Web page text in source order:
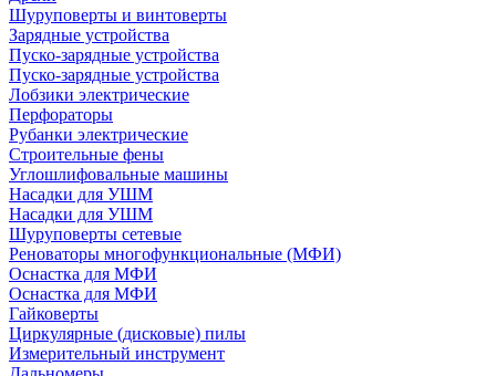
Шуруповерты и винтоверты
Зарядные устройства
Пуско-зарядные устройства
Пуско-зарядные устройства
Лобзики электрические
Перфораторы
Рубанки электрические
Строительные фены
Углошлифовальные машины
Насадки для УШМ
Насадки для УШМ
Шуруповерты сетевые
Реноваторы многофункциональные (МФИ)
Оснастка для МФИ
Оснастка для МФИ
Гайковерты
Циркулярные (дисковые) пилы
Измерительный инструмент